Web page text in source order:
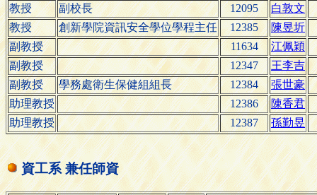
教授
副校長 12095
白敦文
教授
創新學院資訊安全學位學程主任 12385
陳昱圻
副教授
11634
江佩穎
副教授
12347
王李吉
副教授
學務處衛生保健組組長 12384
張世豪
助理教授
12386
陳香君
助理教授
12387 孫勤昱
資工系 兼任師資